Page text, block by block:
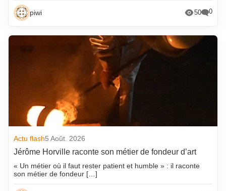
piwi 50 0
Actu flash5 Août. 2026
Jérôme Horville raconte son métier de fondeur d’art
« Un métier où il faut rester patient et humble » : il raconte
son métier de fondeur […]